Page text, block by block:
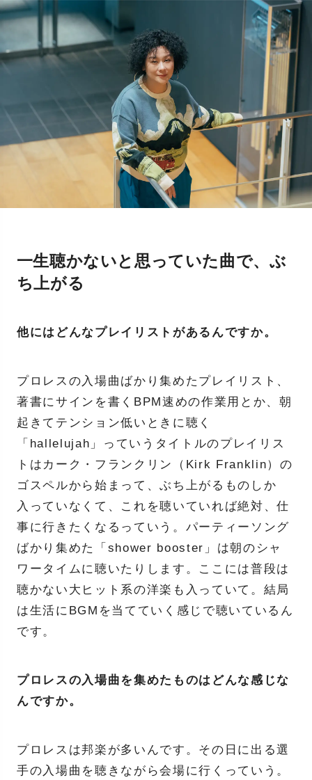
一生聴かないと思っていた曲で、ぶ
ち上がる
他にはどんなプレイリストがあるんですか。
プロレスの入場曲ばかり集めたプレイリスト、
著書にサインを書くBPM速めの作業用とか、朝
起きてテンション低いときに聴く
「hallelujah」っていうタイトルのプレイリス
トはカーク・フランクリン（Kirk Franklin）の
ゴスペルから始まって、ぶち上がるものしか
入っていなくて、これを聴いていれば絶対、仕
事に行きたくなるっていう。パーティーソング
ばかり集めた「shower booster」は朝のシャ
ワータイムに聴いたりします。ここには普段は
聴かない大ヒット系の洋楽も入っていて。結局
は生活にBGMを当てていく感じで聴いているん
です。
プロレスの入場曲を集めたものはどんな感じな
んですか。
プロレスは邦楽が多いんです。その日に出る選
手の入場曲を聴きながら会場に行くっていう。